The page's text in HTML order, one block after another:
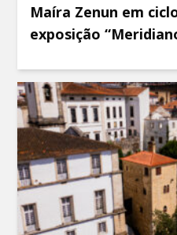
Maíra Zenun em
exposição